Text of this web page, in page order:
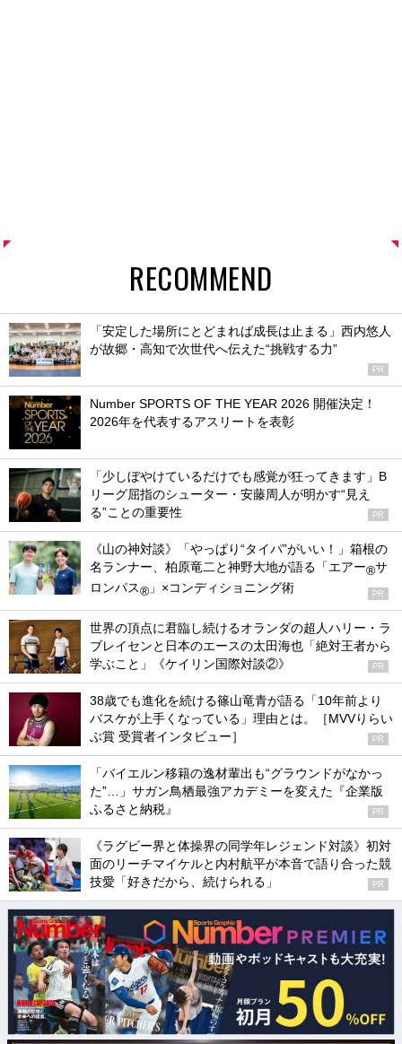
RECOMMEND
「安定した場所にとどまれば成長は止まる」西内悠人
が故郷・高知で次世代へ伝えた“挑戦する力”
PR
Number SPORTS OF THE YEAR 2026 開催決定！
2026年を代表するアスリートを表彰
「少しぼやけているだけでも感覚が狂ってきます」B
リーグ屈指のシューター・安藤周人が明かす“見え
る”ことの重要性
PR
《山の神対談》「やっぱり“タイパ”がいい！」箱根の
名ランナー、柏原竜二と神野大地が語る「エアー®サ
ロンパス® 」×コンディショニング術 PR
世界の頂点に君臨し続けるオランダの超人ハリー・ラ
ブレイセンと日本のエースの太田海也「絶対王者から
学ぶこと」《ケイリン国際対談②》
PR
38歳でも進化を続ける篠山竜青が語る「10年前より
バスケが上手くなっている」理由とは。［MVVりらい
ぶ賞 受賞者インタビュー］
PR
「バイエルン移籍の逸材輩出も“グラウンドがなかっ
た”…」サガン鳥栖最強アカデミーを変えた『企業版
ふるさと納税』
PR
《ラグビー界と体操界の同学年レジェンド対談》初対
面のリーチマイケルと内村航平が本音で語り合った競
技愛「好きだから、続けられる」
PR